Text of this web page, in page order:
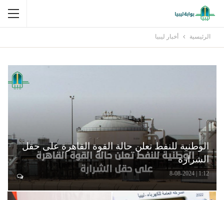
الرئيسية أخبار ليبيا
الوطنية للنفط تعلن حالة القوة القاهرة على حقل
الشرارة
1:12 | 8-08-2024